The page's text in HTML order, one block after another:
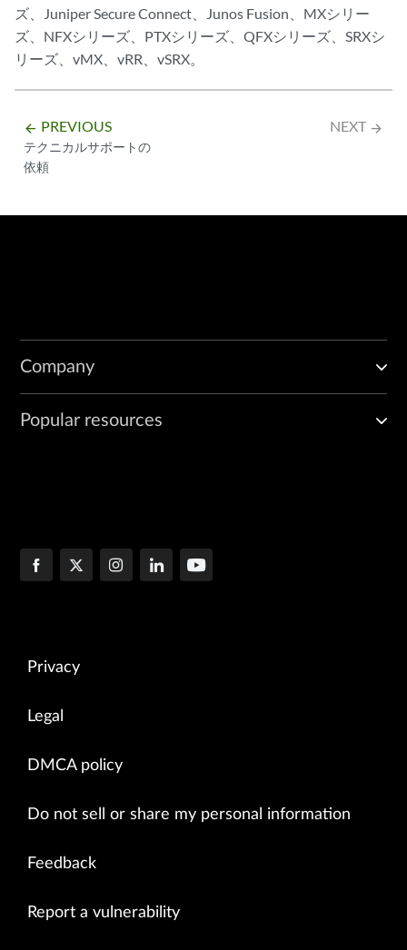
ズ、Juniper Secure Connect、Junos Fusion、MXシリー
ズ、NFXシリーズ、PTXシリーズ、QFXシリーズ、SRXシ
リーズ、vMX、vRR、vSRX。
arrow_backward PREVIOUS
テクニカルサポートの
依頼
NEXT arrow_forward
Company
Popular resources
Privacy
Legal
DMCA policy
Do not sell or share my personal information
Feedback
Report a vulnerability